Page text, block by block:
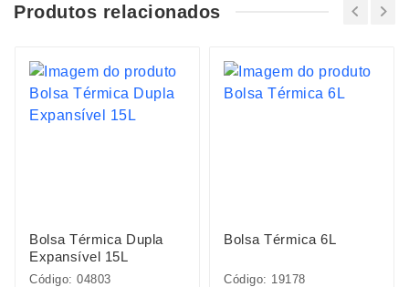
Produtos relacionados
Bolsa Térmica Dupla
Expansível 15L
Código: 04803
Bolsa Térmica 6L
Código: 19178